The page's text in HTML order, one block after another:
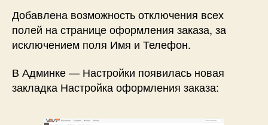
в
магазине
на
VamShop
Добавлена возможность отключения всех
полей на странице оформления заказа, за
исключением поля Имя и Телефон.
В Админке — Настройки появилась новая
закладка Настройка оформления заказа: